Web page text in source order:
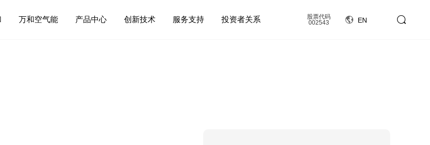
万和空气能 产品中心 创新技术 服务支持 投资者关系
股票代码
002543
EN